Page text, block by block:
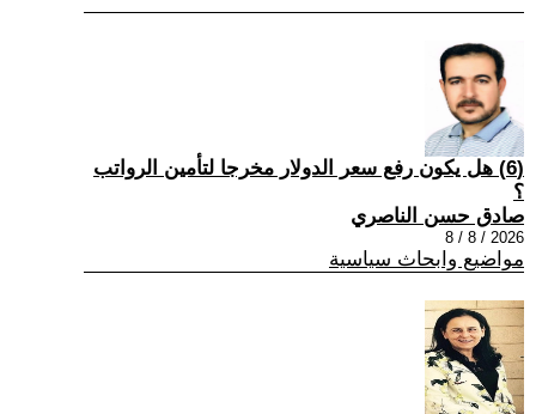
(6) هل يكون رفع سعر الدولار مخرجا لتأمين الرواتب
؟
صادق حسن الناصري
2026 / 8 / 8
مواضيع وابحاث سياسية